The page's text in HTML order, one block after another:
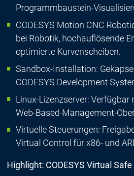
Programmbaustein-
CODESYS Motion CNC
bei Robotik, hochauflösende
optimierte Kurvenscheiben.
Sandbox-Installation:
CODESYS Development
Linux-Lizenzserver: Verfügbar
Web-Based-Management-
Virtuelle Steuerungen:
Virtual Control für x86- und
Highlight: CODESYS Virtual